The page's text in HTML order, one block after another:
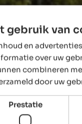
gebruik van
en
over uw
combineren
door uw
Prestatie